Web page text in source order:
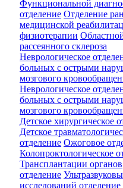
Функциональной
отделение Отделение
медицинской
физиотерапии
рассеянного склероза
Неврологическое
больных с острыми
мозгового
Неврологическое
больных с острыми
мозгового
Детское хирургическое
Детское
отделение Ожоговое
Колопроктологическое
Трансплантации органов
отделение
исследований отделение